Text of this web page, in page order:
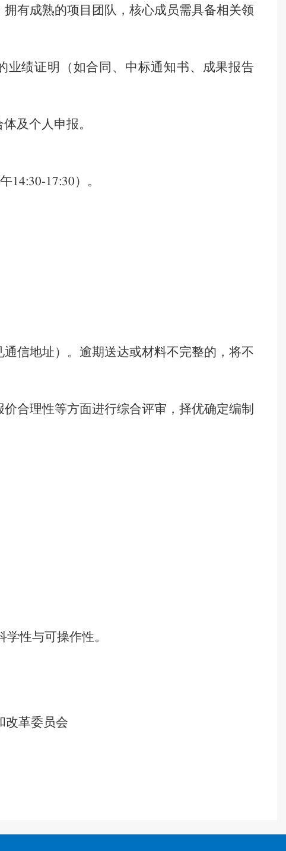
有成熟的项目团队，核心成员需具备相关领
绩证明（如合同、中标通知书、成果报告
及个人申报。
14:30-17:30）。
信地址）。逾期送达或材料不完整的，将不
合理性等方面进行综合评审，择优确定编制
性与可操作性。
会